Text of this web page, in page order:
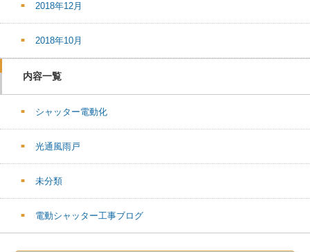
2018年12月
2018年10月
内容一覧
シャッター電動化
光通風雨戸
未分類
電動シャッター工事ブログ